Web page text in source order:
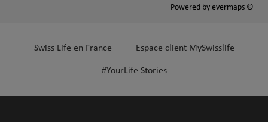
Powered by evermaps ©
Swiss Life en France Espace client MySwisslife
#YourLife Stories